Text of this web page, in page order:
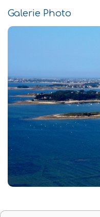
Galerie Photo